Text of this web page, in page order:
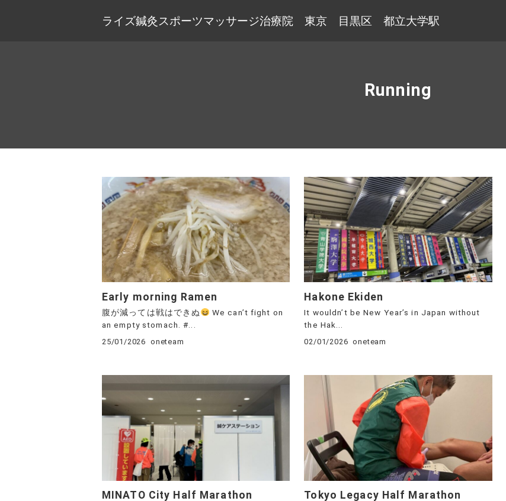
ライズ鍼灸スポーツマッサージ治療院 東京 目黒区 都立大学駅
Running
Early morning Ramen
腹が減っては戦はできぬ
We can’t fight on
an empty stomach. #...
25/01/2026 oneteam
Hakone Ekiden
It wouldn’t be New Year’s in Japan without
the Hak...
02/01/2026 oneteam
MINATO City Half Marathon Tokyo Legacy Half Marathon